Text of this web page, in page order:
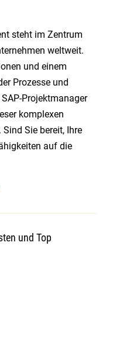
steht im Zentrum
weltweit.
und einem
Prozesse und
Projektmanager
komplexen
Sie bereit, Ihre
auf die
und Top